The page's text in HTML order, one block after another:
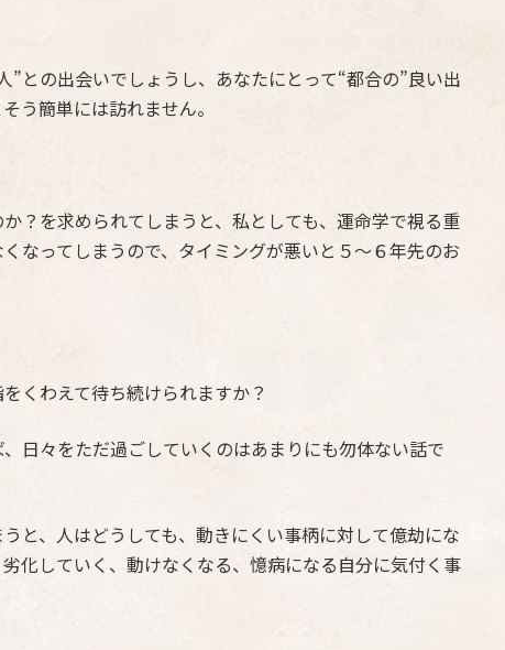
との出会いでしょうし、あなたにとって“都合の”良い出
う簡単には訪れません。
？を求められてしまうと、私としても、運命学で視る重
なってしまうので、タイミングが悪いと５〜６年先のお
くわえて待ち続けられますか？
日々をただ過ごしていくのはあまりにも勿体ない話で
と、人はどうしても、動きにくい事柄に対して億劫にな
化していく、動けなくなる、憶病になる自分に気付く事